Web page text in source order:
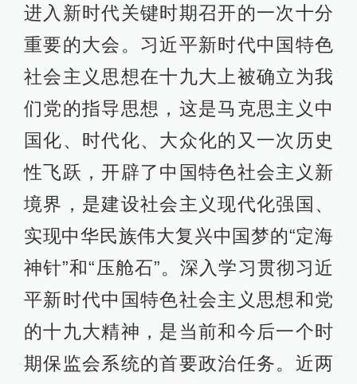
进入新时代关键时期召开的一次十分
重要的大会。习近平新时代中国特色
社会主义思想在十九大上被确立为我
们党的指导思想，这是马克思主义中
国化、时代化、大众化的又一次历史
性飞跃，开辟了中国特色社会主义新
境界，是建设社会主义现代化强国、
实现中华民族伟大复兴中国梦的“定海
神针”和“压舱石”。深入学习贯彻习近
平新时代中国特色社会主义思想和党
的十九大精神，是当前和今后一个时
期保监会系统的首要政治任务。近两